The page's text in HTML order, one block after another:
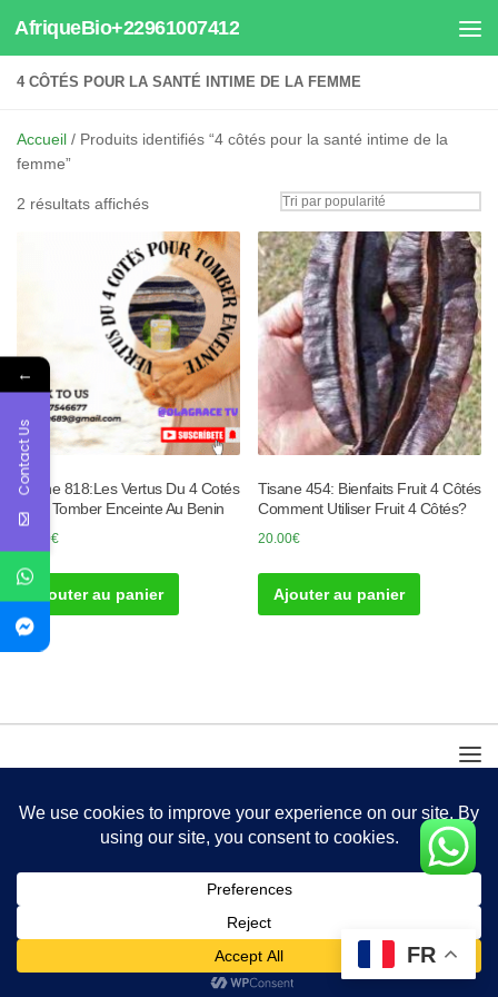
Au dessous du contenu
AfriqueBio+22961007412
4 CÔTÉS POUR LA SANTÉ INTIME DE LA FEMME
Accueil / Produits identifiés “4 côtés pour la santé intime de la
femme”
2 résultats affichésTrié
popularité
Tisane 818:Les Vertus Du 4 Cotés
Pour Tomber Enceinte Au Benin
30.00€
Ajouter au panier
Tisane 454: Bienfaits Fruit 4 Côtés
Comment Utiliser Fruit 4 Côtés?
20.00€
Ajouter au panier
FR
←
Contact Us